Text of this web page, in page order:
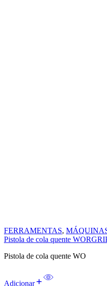
FERRAMENTAS,
Pistola de cola quente
Pistola de cola quente WO
Adicionar